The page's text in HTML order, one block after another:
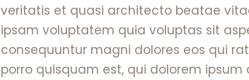
veritatis et quasi architecto beatae
ipsam voluptatem quia voluptas sit
consequuntur magni dolores eos qui
porro quisquam est, qui dolorem